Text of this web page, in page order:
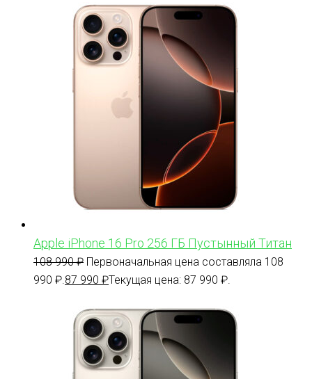
Apple iPhone 16 Pro 256 ГБ Пустынный Титан
108 990₽ Первоначальная цена составляла 108
990 ₽. 87 990 ₽Текущая цена: 87 990 ₽.